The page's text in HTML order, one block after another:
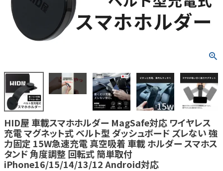
HID屋 車載スマホホルダー MagSafe対応 ワイヤレス
充電 マグネット式 ベルト型 ダッシュボード ズレない 強
力固定 15W急速充電 真空吸着 車載 ホルダー スマホス
タンド 角度調整 回転式 簡単取付
iPhone16/15/14/13/12 Android対応